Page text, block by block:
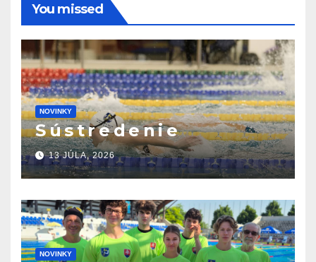
You missed
NOVINKY
S ú s t r e d e n i e
13 JÚLA, 2026
NOVINKY